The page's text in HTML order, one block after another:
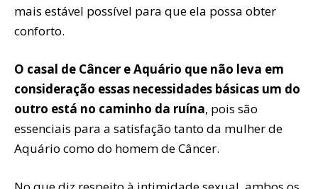
mais estável possível para que ela possa obter
conforto.
O casal de Câncer e Aquário que não leva em
consideração essas necessidades básicas um do
outro está no caminho da ruína, pois são
essenciais para a satisfação tanto da mulher de
Aquário como do homem de Câncer.